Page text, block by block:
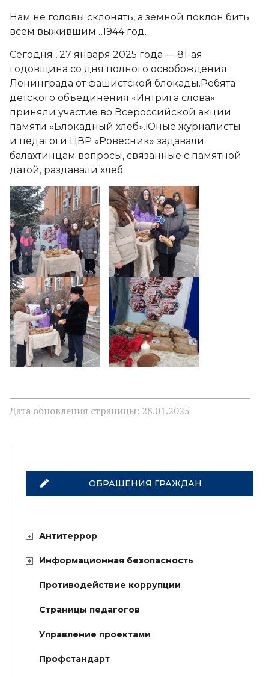
Нам не головы склонять, а земной поклон бить
всем выжившим…1944 год.
Сегодня , 27 января 2025 года — 81-ая
годовщина со дня полного освобождения
Ленинграда от фашистской блокады.Ребята
детского объединения «Интрига слова»
приняли участие во Всероссийской акции
памяти «Блокадный хлеб».Юные журналисты
и педагоги ЦВР «Ровесник» задавали
балахтинцам вопросы, связанные с памятной
датой, раздавали хлеб.
Дата обновления страницы: 28.01.2025
ОБРАЩЕНИЯ ГРАЖДАН
Антитеррор
Информационная безопасность
Противодействие коррупции
Страницы педагогов
Управление проектами
Профстандарт